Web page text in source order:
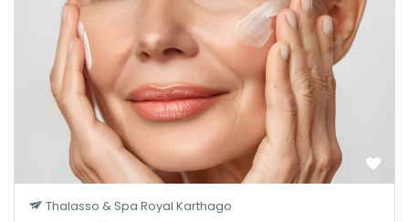
Thalasso & Spa Royal Karthago